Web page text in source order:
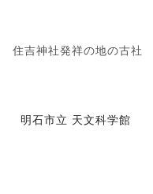
住吉神社発祥の地の古社
明石市立 天文科学館